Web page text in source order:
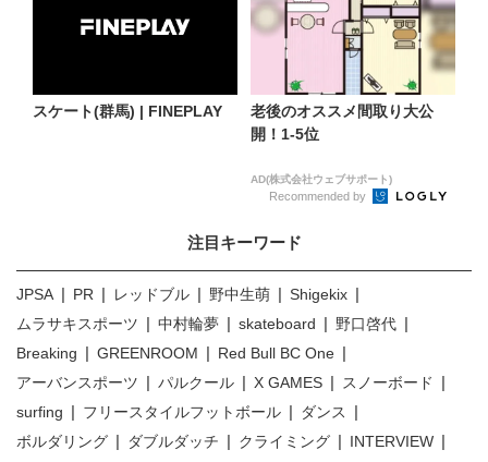
スケート(群馬) | FINEPLAY
老後のオススメ間取り大公
開！1-5位
AD(株式会社ウェブサポート)
Recommended by
注目キーワード
JPSA PR レッドブル 野中生萌
Shigekix
ムラサキスポーツ
中村輪夢 skateboard
野口啓代
Breaking
GREENROOM
Red Bull BC One
アーバンスポーツ
パルクール X GAMES
スノーボード
surfing
フリースタイルフットボール
ダンス
ボルダリング
ダブルダッチ クライミング
INTERVIEW